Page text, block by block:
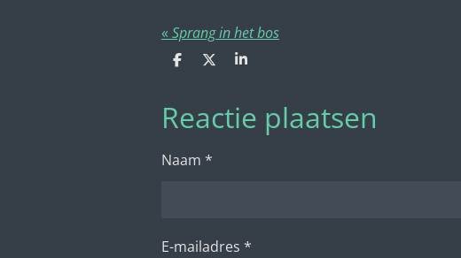
« Sprang in het bos
D
e
n
D
S
e
Reactie plaatsen
Naam *
E-mailadres *